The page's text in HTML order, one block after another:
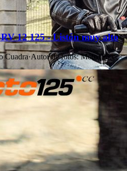
12 125 - Listón muy alto
Cuadra·Autor de fotos: Moto125.cc